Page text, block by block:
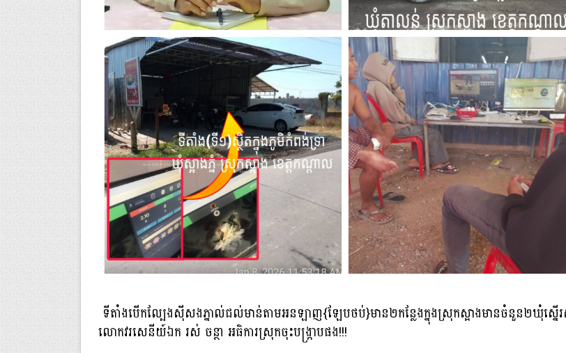
ទីតាំងបើកល្បែងស៊ីសងភ្នាល់ជល់មាន់តាមអនឡាញ{ឡែបថប់}មាន២កន្លែងក្នុងស្រុកស្អាងមានចំនួន២ឃុំស្នើ
លោកវរសេនីយ៍ឯក រស់ ចន្ថា អធិការស្រុកចុះបង្ក្រាបផង!!!